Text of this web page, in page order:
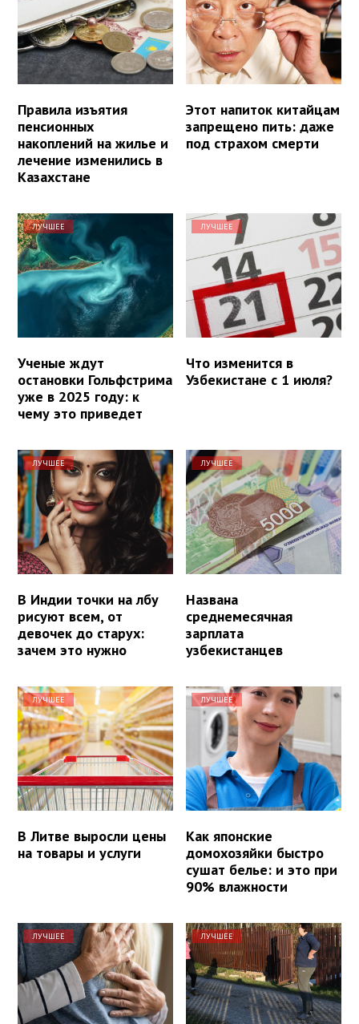
Правила изъятия
пенсионных
накоплений на жилье и
лечение изменились в
Казахстане
Этот напиток китайцам
запрещено пить: даже
под страхом смерти
ЛУЧШЕЕ
Ученые ждут
остановки Гольфстрима
уже в 2025 году: к
чему это приведет
ЛУЧШЕЕ
Что изменится в
Узбекистане с 1 июля?
ЛУЧШЕЕ
В Индии точки на лбу
рисуют всем, от
девочек до старух:
зачем это нужно
ЛУЧШЕЕ
Названа
среднемесячная
зарплата
узбекистанцев
ЛУЧШЕЕ
В Литве выросли цены
на товары и услуги
ЛУЧШЕЕ
Как японские
домохозяйки быстро
сушат белье: и это при
90% влажности
ЛУЧШЕЕ ЛУЧШЕЕ